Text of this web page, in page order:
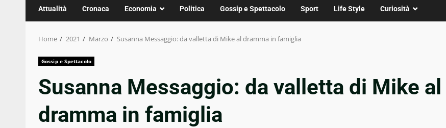
Attualità Cronaca Economia Politica Gossip e Spettacolo Sport Life Style Curiosità
Home 2021 Marzo Susanna Messaggio: da valletta di Mike al dramma in famiglia
Gossip e Spettacolo
Susanna Messaggio: da valletta di Mike al
dramma in famiglia